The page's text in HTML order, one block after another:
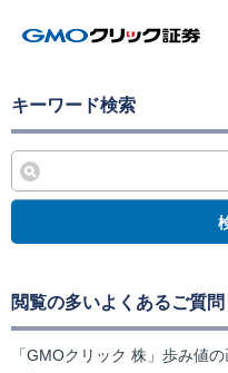
キーワード検索
閲覧の多いよくあるご質問
「GMOクリック 株」歩み値